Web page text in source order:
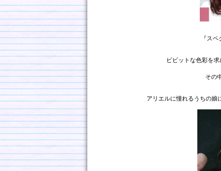
『ス
ビビットな色彩を
その
アリエルに憧れるうちの娘